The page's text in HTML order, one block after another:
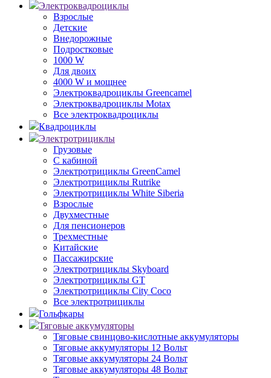
Электроквадроциклы
Взрослые
Детские
Внедорожные
Подростковые
1000 W
Для двоих
4000 W и мощнее
Электроквадроциклы Greencamel
Электроквадроциклы Motax
Все электроквадроциклы
Квадроциклы
Электротрициклы
Грузовые
С кабиной
Электротрициклы GreenCamel
Электротрициклы Rutrike
Электротрициклы White Siberia
Взрослые
Двухместные
Для пенсионеров
Трехместные
Китайские
Пассажирские
Электротрициклы Skyboard
Электротрициклы GT
Электротрициклы City Coco
Все электротрициклы
Гольфкары
Тяговые аккумуляторы
Тяговые свинцово-кислотные аккумуляторы
Тяговые аккумуляторы 12 Вольт
Тяговые аккумуляторы 24 Вольт
Тяговые аккумуляторы 48 Вольт